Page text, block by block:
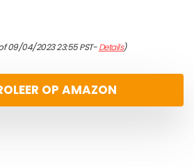
09/04/2023 23:55 PST-Details)
OP AMAZON